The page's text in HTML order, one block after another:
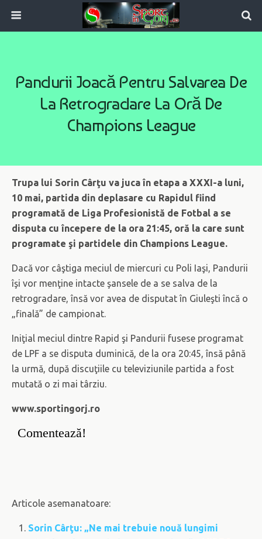
Pandurii Joacă Pentru Salvarea De
La Retrogradare La Oră De
Champions League
Trupa lui Sorin Cârţu va juca în etapa a XXXI-a luni,
10 mai, partida din deplasare cu Rapidul fiind
programată de Liga Profesionistă de Fotbal a se
disputa cu începere de la ora 21:45, oră la care sunt
programate şi partidele din Champions League.
Dacă vor câştiga meciul de miercuri cu Poli Iaşi, Pandurii
îşi vor menţine intacte şansele de a se salva de la
retrogradare, însă vor avea de disputat în Giuleşti încă o
„finală” de campionat.
Iniţial meciul dintre Rapid şi Pandurii fusese programat
de LPF a se disputa duminică, de la ora 20:45, însă până
la urmă, după discuţiile cu televiziunile partida a fost
mutată o zi mai târziu.
www.sportingorj.ro
Comentează!
Articole asemanatoare:
Sorin Cârţu: „Ne mai trebuie nouă lungimi